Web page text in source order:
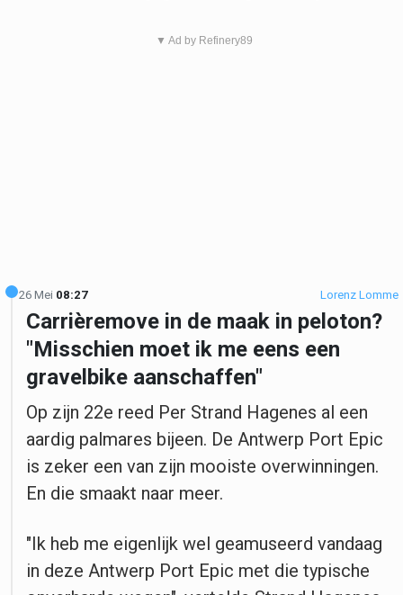
▼ Ad by Refinery89
26 Mei 08:27 Lorenz Lomme
Carrièremove in de maak in peloton?
"Misschien moet ik me eens een
gravelbike aanschaffen"
Op zijn 22e reed Per Strand Hagenes al een
aardig palmares bijeen. De Antwerp Port Epic
is zeker een van zijn mooiste overwinningen.
En die smaakt naar meer.
"Ik heb me eigenlijk wel geamuseerd vandaag
in deze Antwerp Port Epic met die typische